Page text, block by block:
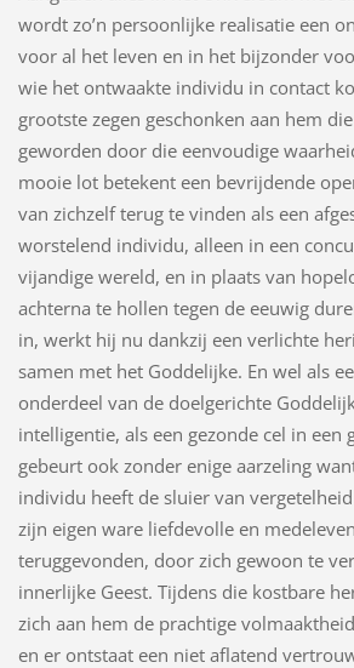
wordt zo’n persoonlijke realisatie een
voor al het leven en in het bijzonder
wie het ontwaakte individu in contact
grootste zegen geschonken aan hem die
geworden door die eenvoudige
mooie lot betekent een bevrijdende
van zichzelf terug te vinden als een
worstelend individu, alleen in een
vijandige wereld, en in plaats van
achterna te hollen tegen de eeuwig
in, werkt hij nu dankzij een verlichte
samen met het Goddelijke. En wel als
onderdeel van de doelgerichte
intelligentie, als een gezonde cel in een
gebeurt ook zonder enige aarzeling
individu heeft de sluier van
zijn eigen ware liefdevolle en
teruggevonden, door zich gewoon te
innerlijke Geest. Tijdens die kostbare
zich aan hem de prachtige
en er ontstaat een niet aflatend